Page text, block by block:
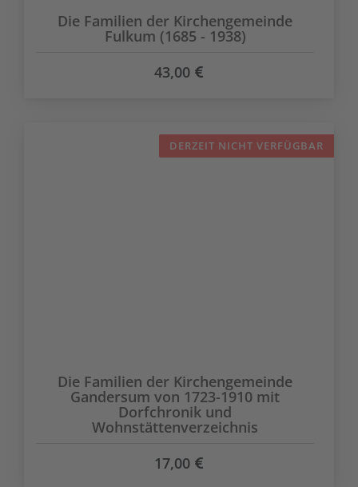
Die Familien der Kirchengemeinde
Fulkum (1685 - 1938)
43,00
DERZEIT NICHT VERFÜGBAR
Die Familien der Kirchengemeinde
Gandersum von 1723-1910 mit
Dorfchronik und
Wohnstättenverzeichnis
17,00